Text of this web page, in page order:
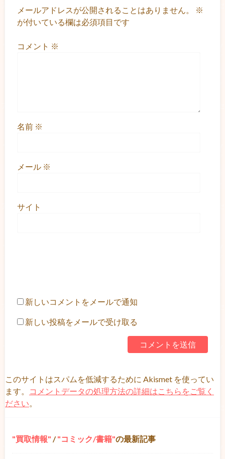
メールアドレスが公開されることはありません。
※
が付いている欄は必須項目です
コメント ※
名前 ※
メール ※
サイト
新しいコメントをメールで通知
新しい投稿をメールで受け取る
このサイトはスパムを低減するために Akismet を使ってい
ます。
コメントデータの処理方法の詳細はこちらをご覧く
ださい。
買取情報 / コミック/書籍 の最新記事